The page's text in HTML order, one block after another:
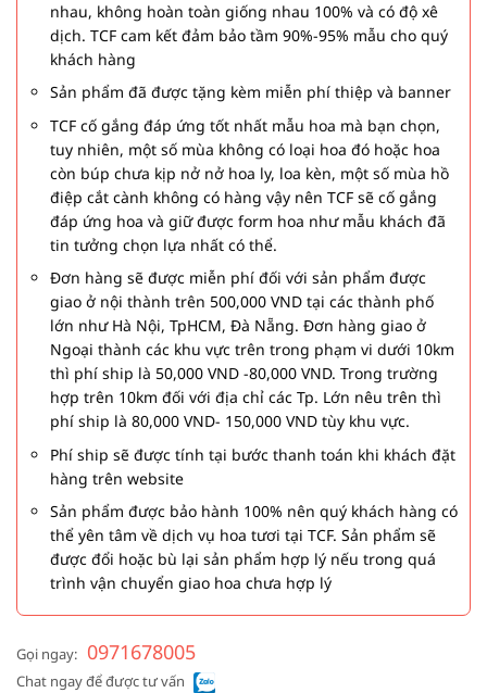
nhau, không hoàn toàn giống nhau 100% và có độ xê
dịch. TCF cam kết đảm bảo tầm 90%-95% mẫu cho quý
khách hàng
Sản phẩm đã được tặng kèm miễn phí thiệp và banner
TCF cố gắng đáp ứng tốt nhất mẫu hoa mà bạn chọn,
tuy nhiên, một số mùa không có loại hoa đó hoặc hoa
còn búp chưa kịp nở nở hoa ly, loa kèn, một số mùa hồ
điệp cắt cành không có hàng vậy nên TCF sẽ cố gắng
đáp ứng hoa và giữ được form hoa như mẫu khách đã
tin tưởng chọn lựa nhất có thể.
Đơn hàng sẽ được miễn phí đối với sản phẩm được
giao ở nội thành trên 500,000 VND tại các thành phố
lớn như Hà Nội, TpHCM, Đà Nẵng. Đơn hàng giao ở
Ngoại thành các khu vực trên trong phạm vi dưới 10km
thì phí ship là 50,000 VND -80,000 VND. Trong trường
hợp trên 10km đối với địa chỉ các Tp. Lớn nêu trên thì
phí ship là 80,000 VND- 150,000 VND tùy khu vực.
Phí ship sẽ được tính tại bước thanh toán khi khách đặt
hàng trên website
Sản phẩm được bảo hành 100% nên quý khách hàng có
thể yên tâm về dịch vụ hoa tươi tại TCF. Sản phẩm sẽ
được đổi hoặc bù lại sản phẩm hợp lý nếu trong quá
trình vận chuyển giao hoa chưa hợp lý
Gọi ngay: 0971678005
Chat ngay để được tư vấn